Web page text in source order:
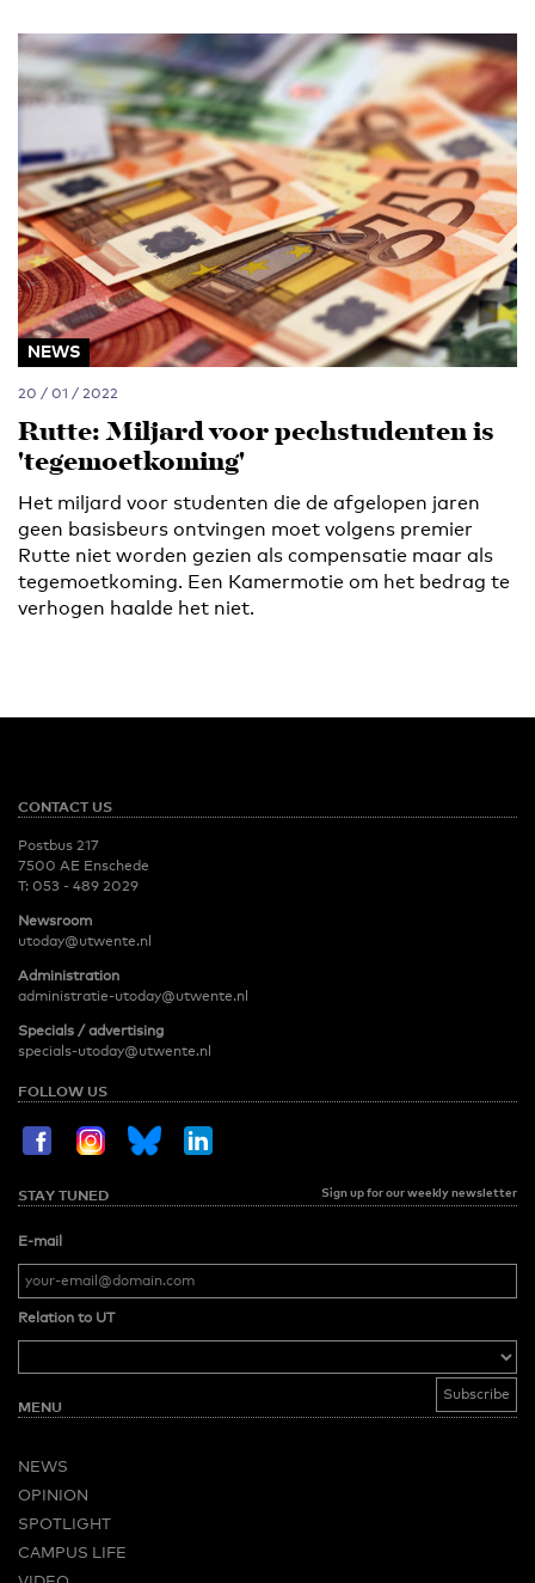
NEWS
20 / 01 / 2022
Rutte: Miljard voor pechstudenten is
'tegemoetkoming'
Het miljard voor studenten die de afgelopen jaren
geen basisbeurs ontvingen moet volgens premier
Rutte niet worden gezien als compensatie maar als
tegemoetkoming. Een Kamermotie om het bedrag te
verhogen haalde het niet.
CONTACT US
Postbus 217
7500 AE Enschede
T: 053 - 489 2029
Newsroom
utoday@utwente.nl
Administration
administratie-utoday@utwente.nl
Specials / advertising
specials-utoday@utwente.nl
FOLLOW US
STAY TUNED Sign up for our weekly newsletter
E-mail
Relation to UT
MENU
NEWS
OPINION
SPOTLIGHT
CAMPUS LIFE